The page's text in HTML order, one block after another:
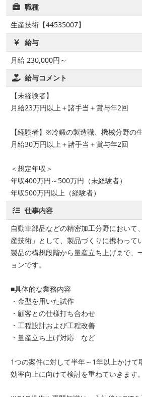
職種
生産技術【44535007】
給与
月給 230,000円～
給与コメント
【未経験者】
月給23万円以上＋諸手当＋賞与年2回
【経験者】※冷鍛の製造職、機械分野の
月給30万円以上＋諸手当＋賞与年2回
＜想定年収＞
年収400万円～500万円（未経験者）
年収500万円以上（経験者）
仕事内容
自動車部品などの精密加工分野において
産技術」として、製品づくりに携わって
製品の構想段階から量産立ち上げまで、
ョンです。
■具体的な業務内容
・金型を用いた試作
・顧客との仕様打ち合わせ
・工程設計および工程改善
・量産立ち上げ対応 など
1つの案件に対して半年～1年以上かけて
効率向上に向けて検討を重ねていきます。